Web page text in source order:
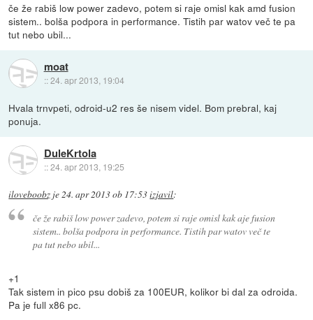
če že rabiš low power zadevo, potem si raje omisl kak amd fusion
sistem.. bolša podpora in performance. Tistih par watov več te pa
tut nebo ubil...
moat
::24. apr 2013, 19:04
Hvala trnvpeti, odroid-u2 res še nisem videl. Bom prebral, kaj
ponuja.
DuleKrtola
::24. apr 2013, 19:25
iloveboobz je24. apr 2013 ob 17:53izjavil:
če že rabiš low power zadevo, potem si raje omisl kak aje fusion
sistem.. bolša podpora in performance. Tistih par watov več te
pa tut nebo ubil...
+1
Tak sistem in pico psu dobiš za 100EUR, kolikor bi dal za odroida.
Pa je full x86 pc.